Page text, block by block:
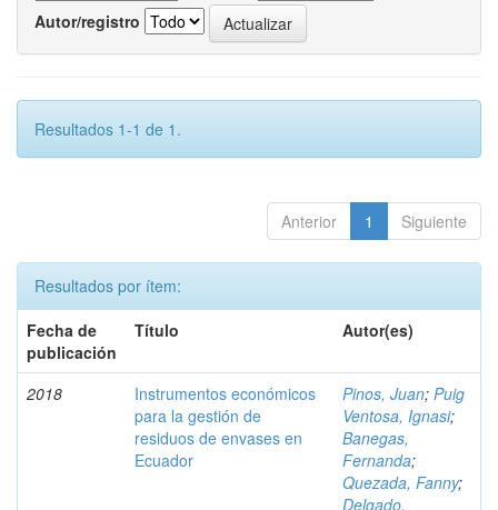
Autor/registro
Resultados 1-1 de 1.
Anterior 1 Siguiente
Resultados por ítem:
Fecha de
publicación
Título Autor(es)
2018
Instrumentos económicos
para la gestión de
residuos de envases en
Ecuador
Pinos, Juan; Puig
Ventosa, Ignasi;
Banegas,
Fernanda;
Quezada, Fanny;
Delgado,